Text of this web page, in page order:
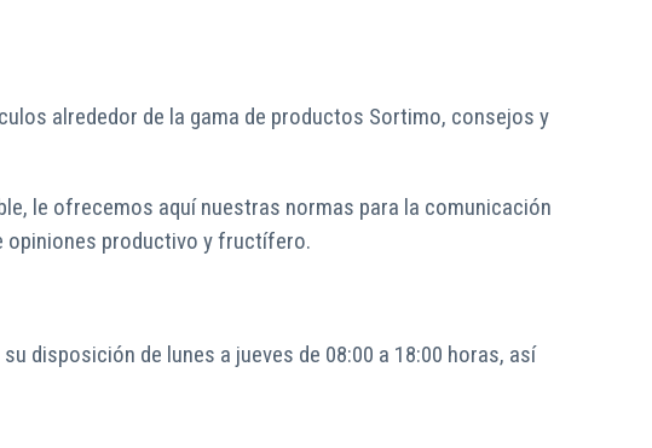
alrededor de la gama de productos Sortimo, consejos y
le ofrecemos aquí nuestras normas para la comunicación
opiniones productivo y fructífero.
disposición de lunes a jueves de 08:00 a 18:00 horas, así